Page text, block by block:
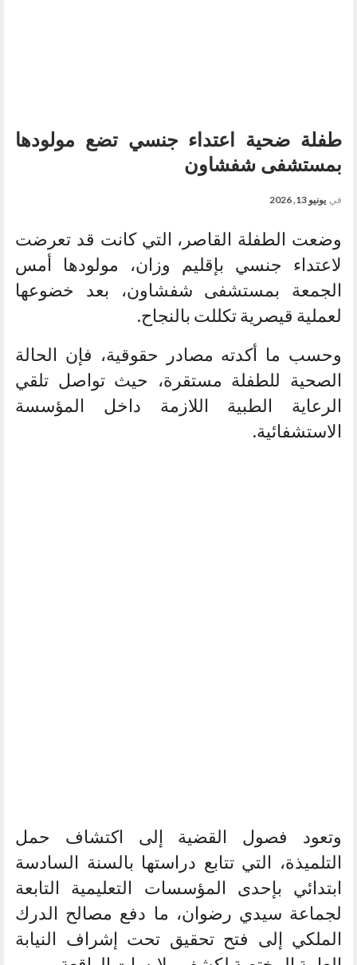
طفلة ضحية اعتداء جنسي تضع مولودها
بمستشفى شفشاون
في يونيو 13, 2026
وضعت الطفلة القاصر، التي كانت قد تعرضت
لاعتداء جنسي بإقليم وزان، مولودها أمس
الجمعة بمستشفى شفشاون، بعد خضوعها
لعملية قيصرية تكللت بالنجاح.
وحسب ما أكدته مصادر حقوقية، فإن الحالة
الصحية للطفلة مستقرة، حيث تواصل تلقي
الرعاية الطبية اللازمة داخل المؤسسة
الاستشفائية.
وتعود فصول القضية إلى اكتشاف حمل
التلميذة، التي تتابع دراستها بالسنة السادسة
ابتدائي بإحدى المؤسسات التعليمية التابعة
لجماعة سيدي رضوان، ما دفع مصالح الدرك
الملكي إلى فتح تحقيق تحت إشراف النيابة